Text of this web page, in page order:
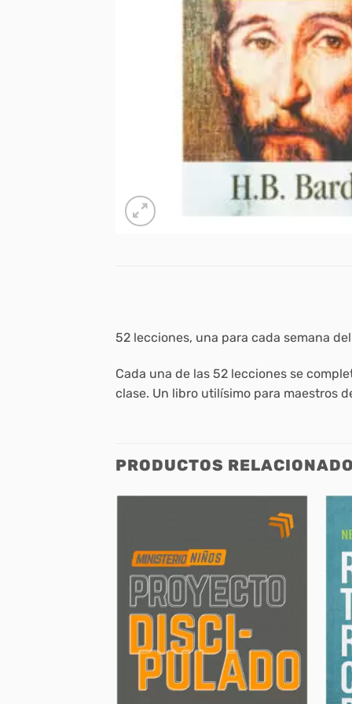
52 lecciones, una para cada semana
Cada una de las 52 lecciones se
clase. Un libro utilísimo para maestros
PRODUCTOS